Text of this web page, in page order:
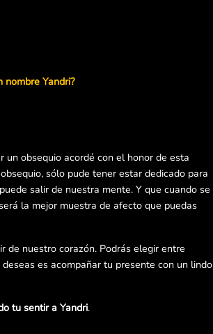
Yandri?
obsequio acordé con el honor de esta
sólo pude tener estar dedicado para
salir de nuestra mente. Y que cuando se
la mejor muestra de afecto que puedas
nuestro corazón. Podrás elegir entre
es acompañar tu presente con un lindo
tu sentir a Yandri.